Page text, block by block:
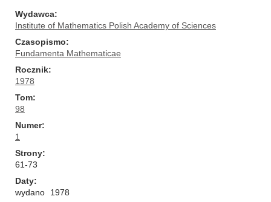
Wydawca
Institute of Mathematics Polish Academy of Sciences
Czasopismo
Fundamenta Mathematicae
Rocznik
1978
Tom
98
Numer
1
Strony
61-73
Daty
wydano
1978